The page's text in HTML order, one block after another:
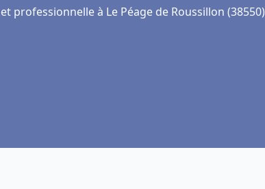
professionnelle à Le Péage de Roussillon (38550)